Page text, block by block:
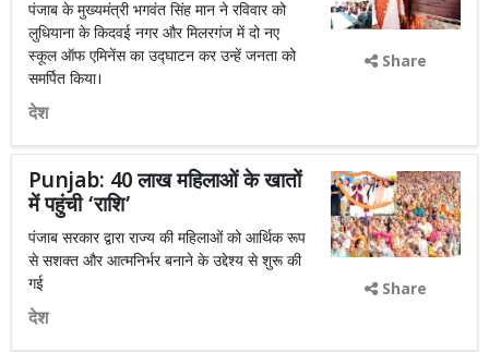
पंजाब के मुख्यमंत्री भगवंत सिंह मान ने रविवार को
लुधियाना के किदवई नगर और मिलरगंज में दो नए
स्कूल ऑफ एमिनेंस का उद्घाटन कर उन्हें जनता को
समर्पित किया।
देश
Share
Punjab: 40 लाख महिलाओं के खातों
में पहुंची ‘राशि’
पंजाब सरकार द्वारा राज्य की महिलाओं को आर्थिक रूप
से सशक्त और आत्मनिर्भर बनाने के उद्देश्य से शुरू की
गई
देश
Share